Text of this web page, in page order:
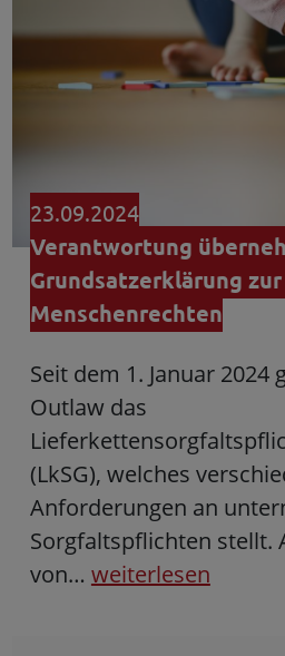
23.09.2024
Verantwortung
Grundsatzerklärung
Menschenrechten
Seit dem 1. Januar 2024
Outlaw das
(LkSG), welches
Anforderungen an
Sorgfaltspflichten stellt.
von… weiterlesen